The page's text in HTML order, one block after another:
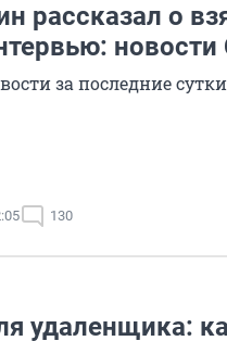
рассказал о
за последние сутки
130
удаленщика: